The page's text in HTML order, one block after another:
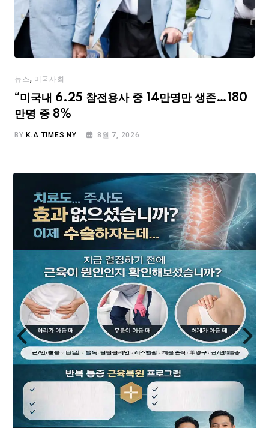
뉴스, 미국사회
“미국내 6.25 참전용사 중 14만명만 생존…180
만명 중 8%
BY K.A TIMES NY 8월 7, 2026